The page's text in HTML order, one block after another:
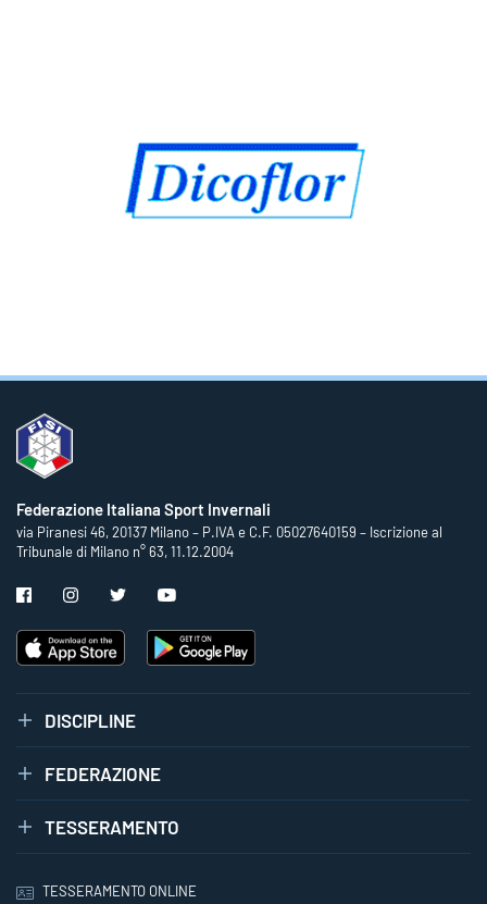
Federazione Italiana Sport Invernali
via Piranesi 46, 20137 Milano – P.IVA e C.F. 05027640159 – Iscrizione al
Tribunale di Milano n° 63, 11.12.2004
DISCIPLINE
FEDERAZIONE
TESSERAMENTO
TESSERAMENTO ONLINE